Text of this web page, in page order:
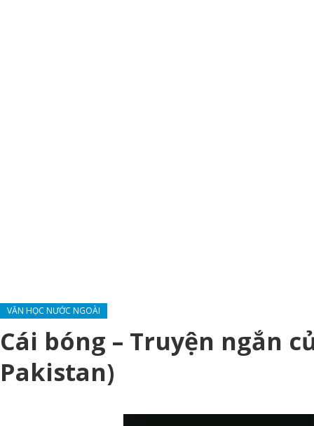
VĂN HỌC NƯỚC NGOÀI
Cái bóng – Truyện ngắn
Pakistan)